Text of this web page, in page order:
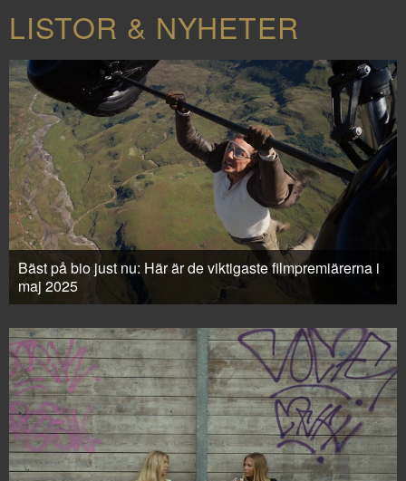
LISTOR & NYHETER
Bäst på bio just nu: Här är de viktigaste filmpremiärerna i
maj 2025